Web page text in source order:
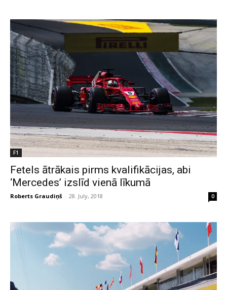
F1
Fetels ātrākais pirms kvalifikācijas, abi
‘Mercedes’ izslīd vienā līkumā
Roberts Graudiņš - 28. July, 2018 0